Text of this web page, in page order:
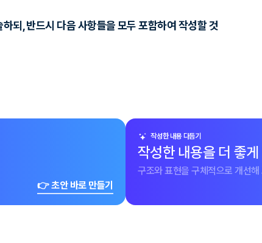
되, 반드시 다음 사항들을 모두 포함하여 작성할 것
👉 초안 바로 만들기
작성한 내용 다듬기
작성한 내용을 더 좋
구조와 표현을 구체적으로 개선해